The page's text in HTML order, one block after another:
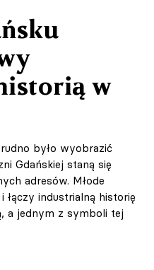
w
było wyobrazić
Gdańskiej staną się
adresów. Młode
łączy industrialną historię
a jednym z symboli tej